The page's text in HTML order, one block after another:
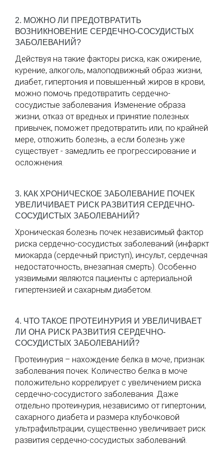
2. МОЖНО ЛИ ПРЕДОТВРАТИТЬ
ВОЗНИКНОВЕНИЕ СЕРДЕЧНО-СОСУДИСТЫХ
ЗАБОЛЕВАНИЙ?
Действуя на такие факторы риска, как ожирение,
курение, алкоголь, малоподвижный образ жизни,
диабет, гипертония и повышенный жиров в крови,
можно помочь предотвратить сердечно-
сосудистые заболевания. Изменение образа
жизни, отказ от вредных и принятие полезных
привычек, поможет предотвратить или, по крайней
мере, отложить болезнь, а если болезнь уже
существует - замедлить ее прогрессирование и
осложнения.
3. КАК ХРОНИЧЕСКОЕ ЗАБОЛЕВАНИЕ ПОЧЕК
УВЕЛИЧИВАЕТ РИСК РАЗВИТИЯ СЕРДЕЧНО-
СОСУДИСТЫХ ЗАБОЛЕВАНИЙ?
Хроническая болезнь почек независимый фактор
риска сердечно-сосудистых заболеваний (инфаркт
миокарда (сердечный приступ), инсульт, сердечная
недостаточность, внезапная смерть). Особенно
уязвимыми являются пациенты с артериальной
гипертензией и сахарным диабетом.
4. ЧТО ТАКОЕ ПРОТЕИНУРИЯ И УВЕЛИЧИВАЕТ
ЛИ ОНА РИСК РАЗВИТИЯ СЕРДЕЧНО-
СОСУДИСТЫХ ЗАБОЛЕВАНИЙ?
Протеинурия – нахождение белка в моче, признак
заболевания почек. Количество белка в моче
положительно коррелирует с увеличением риска
сердечно-сосудистого заболевания. Даже
отдельно протеинурия, независимо от гипертонии,
сахарного диабета и размера клубочковой
ультрафильтрации, существенно увеличивает риск
развития сердечно-сосудистых заболеваний.